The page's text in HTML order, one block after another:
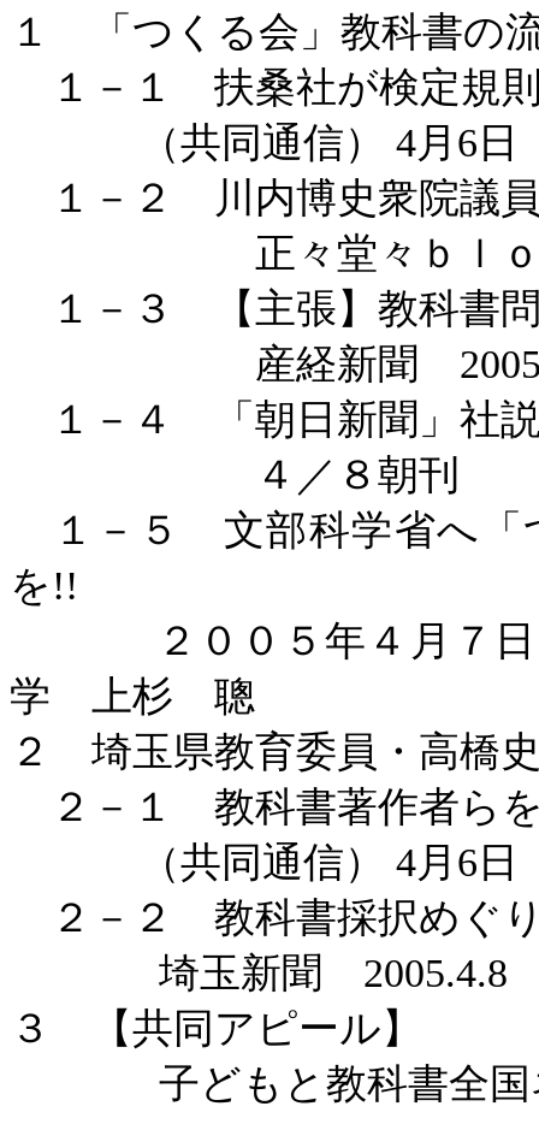
１ 「つくる会」教科書の
１－１ 扶桑社が検定規
（共同通信）
4月 6 日
１－２ 川内博史衆院議
正々堂々ｂｌｏ
１－３ 【主張】教科書
産経新聞
１－４ 「朝日新聞」社
４／８朝刊
１－５ 文部科学省へ「
を!!
２００５年４月
学 上杉 聰
２ 埼玉県教育委員・高橋
２－１ 教科書著作者ら
（共同通信）
4月 6 日
２－２ 教科書採択めぐ
埼玉新聞 2005.4.8
３ 【共同アピール】
子どもと教科書全国